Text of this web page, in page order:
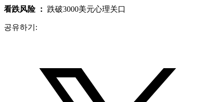
看跌风险 ： 跌破3000美元心理关口
공유하기: